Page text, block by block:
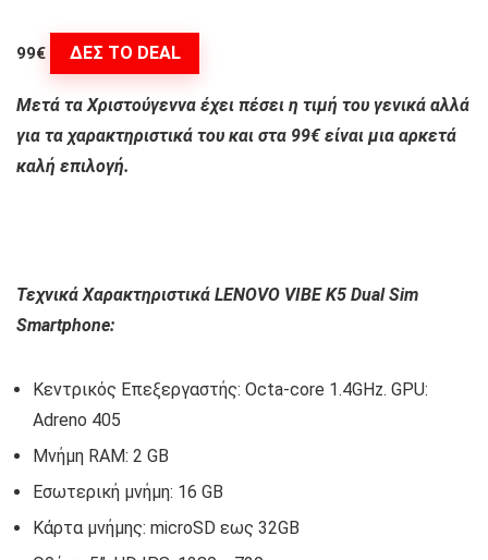
99€ ΔΕΣ ΤΟ DEAL
Μετά τα Χριστούγεννα έχει πέσει η τιμή του γενικά αλλά
για τα χαρακτηριστικά του και στα 99€ είναι μια αρκετά
καλή επιλογή.
Τεχνικά Χαρακτηριστικά LENOVO VIBE K5 Dual Sim
Smartphone:
Κεντρικός Επεξεργαστής: Octa-core 1.4GHz. GPU:
Adreno 405
Μνήμη RAM: 2 GB
Εσωτερική μνήμη: 16 GB
Κάρτα μνήμης: microSD εως 32GB